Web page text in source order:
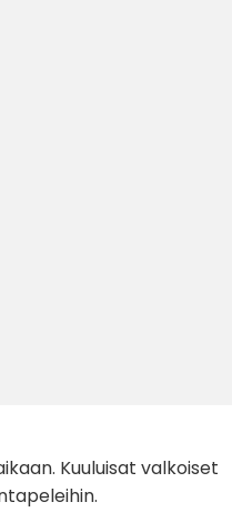
Kuuluisat valkoiset